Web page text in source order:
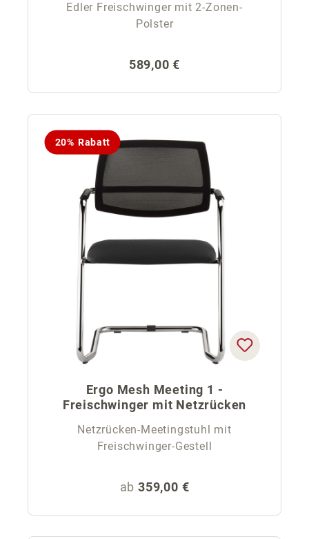
Edler Freischwinger mit 2-Zonen-
Polster
Regulärer Preis:
589,00 €
20% Rabatt
Ergo Mesh Meeting 1 -
Freischwinger mit Netzrücken
Netzrücken-Meetingstuhl mit
Freischwinger-Gestell
Regulärer Preis:
ab 359,00 €